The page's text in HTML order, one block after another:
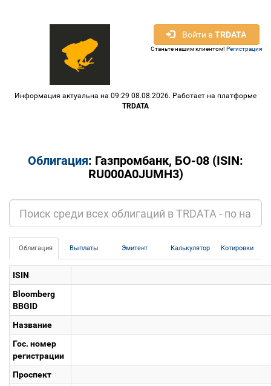
Войти вTRDATA
Станьте нашим клиентом! Регистрация
Информация актуальна на 09:29 08.08.2026. Работает на платформе
TRDATA
Облигация: Газпромбанк, БО-08 (ISIN:
RU000A0JUMH3)
Облигация Выплаты Эмитент Калькулятор Котировки
ISIN
Bloomberg
BBGID
Название
Гос. номер
регистрации
Проспект